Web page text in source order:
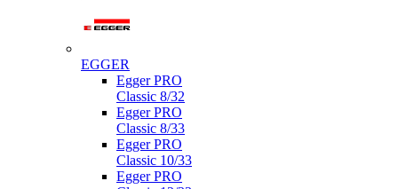
EGGER
Egger PRO
Classic 8/32
Egger PRO
Classic 8/33
Egger PRO
Classic 10/33
Egger PRO